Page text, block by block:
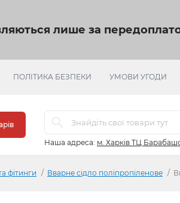
лише за
ПОЛІТИКА БЕЗПЕКИ УМОВИ УГОДИ
Наша адреса: м. Харків ТЦ
фітинги Вварне сідло поліпропіленове